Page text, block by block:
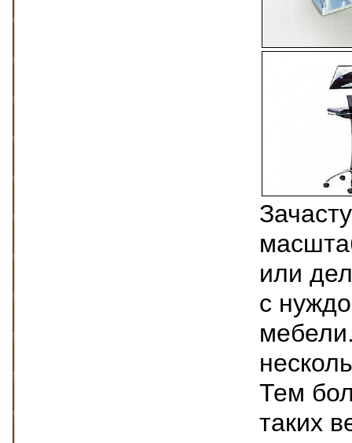
или
с
Тем
таких